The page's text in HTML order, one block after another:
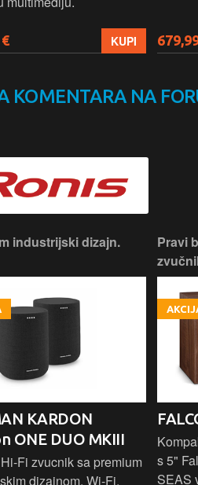
KUPI
KOMENTARA NA
industrijski dizajn.
KARDON
ONE DUO MKIII
Fi zvucnik sa premium
dizajnom, Wi-Fi,
Pravi
s 5"
SEAS